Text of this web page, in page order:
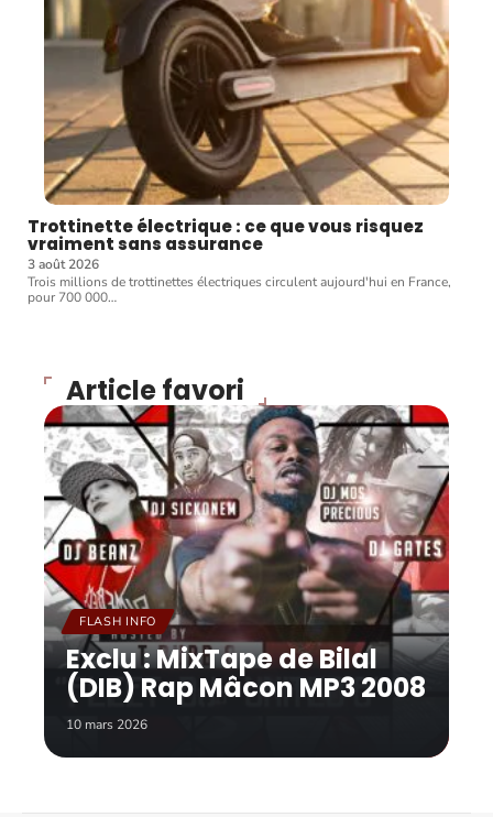
Trottinette électrique : ce que vous risquez
vraiment sans assurance
3 août 2026
Trois millions de trottinettes électriques circulent aujourd'hui en France,
pour 700 000…
Article favori
FLASH INFO
Exclu : MixTape de Bilal
(DIB) Rap Mâcon MP3 2008
10 mars 2026